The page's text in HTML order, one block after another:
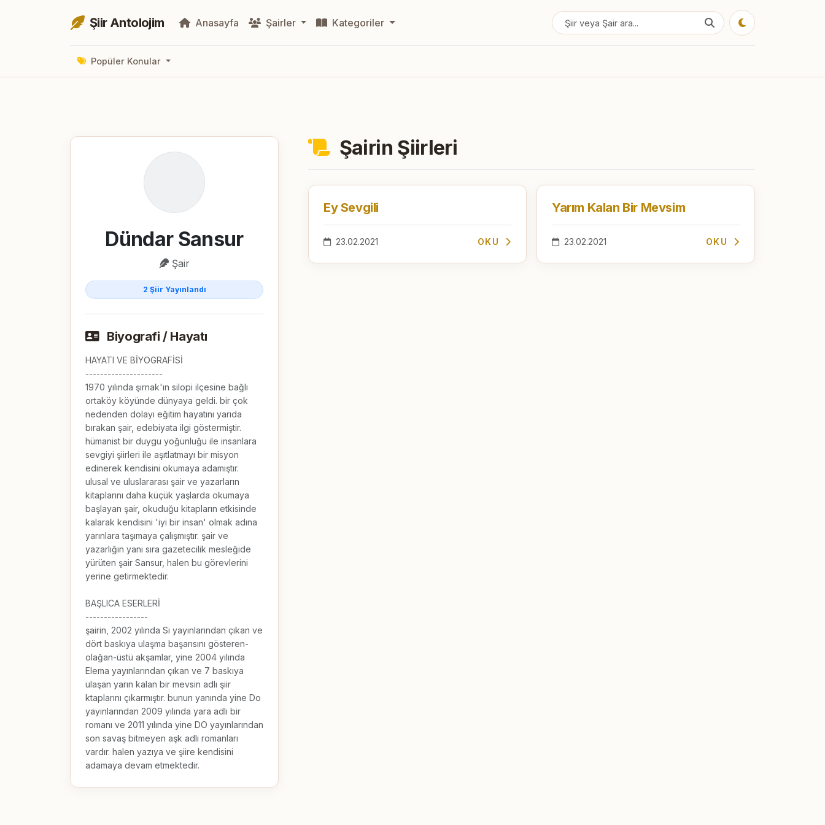
Şiir Antolojim Anasayfa Şairler Kategoriler
Popüler Konular
Dündar Sansur
Şair
2 Şiir Yayınlandı
Biyografi / Hayatı
HAYATI VE BİYOGRAFİSİ
---------------------
1970 yılında şırnak'ın silopi ilçesine bağlı
ortaköy köyünde dünyaya geldi. bir çok
nedenden dolayı eğitim hayatını yarıda
bırakan şair, edebiyata ilgi göstermiştir.
hümanist bir duygu yoğunluğu ile insanlara
sevgiyi şiirleri ile aşıtlatmayı bir misyon
edinerek kendisini okumaya adamıştır.
ulusal ve uluslararası şair ve yazarların
kitaplarını daha küçük yaşlarda okumaya
başlayan şair, okuduğu kitapların etkisinde
kalarak kendisini 'iyi bir insan' olmak adına
yarınlara taşımaya çalışmıştır. şair ve
yazarlığın yanı sıra gazetecilik mesleğide
yürüten şair Sansur, halen bu görevlerini
yerine getirmektedir.
BAŞLICA ESERLERİ
-----------------
şairin, 2002 yılında Si yayınlarından çıkan ve
dört baskıya ulaşma başarısını gösteren-
olağan-üstü akşamlar, yine 2004 yılında
Elema yayınlarından çıkan ve 7 baskıya
ulaşan yarın kalan bir mevsin adlı şiir
ktaplarını çıkarmıştır. bunun yanında yine Do
yayınlarından 2009 yılında yara adlı bir
romanı ve 2011 yılında yine DO yayınlarından
son savaş bitmeyen aşk adlı romanları
vardır. halen yazıya ve şiire kendisini
adamaya devam etmektedir.
Şairin Şiirleri
Ey Sevgili
23.02.2021 OKU
Yarım Kalan Bir Mevsim
23.02.2021 OKU